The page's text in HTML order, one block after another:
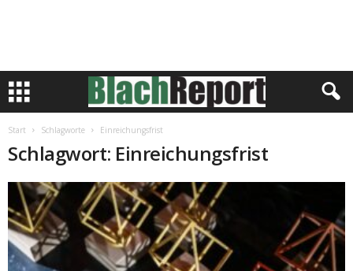
Start Schlagworte Einreichungsfrist
Schlagwort: Einreichungsfrist